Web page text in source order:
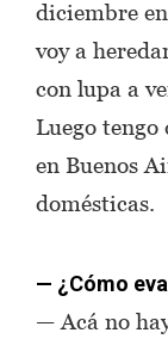
diciembre
voy a
con lupa a
Luego tengo
en Buenos
domésticas.
— ¿Cómo
— Acá no